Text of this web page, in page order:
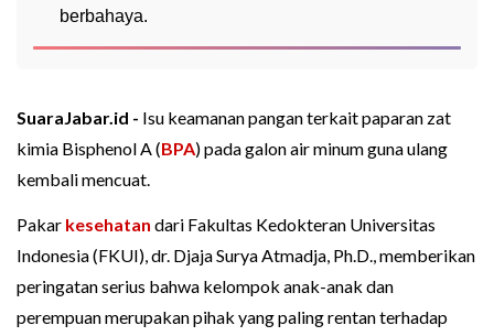
berbahaya.
SuaraJabar.id - Isu keamanan pangan terkait paparan zat
kimia Bisphenol A (BPA) pada galon air minum guna ulang
kembali mencuat.
Pakar kesehatan dari Fakultas Kedokteran Universitas
Indonesia (FKUI), dr. Djaja Surya Atmadja, Ph.D., memberikan
peringatan serius bahwa kelompok anak-anak dan
perempuan merupakan pihak yang paling rentan terhadap